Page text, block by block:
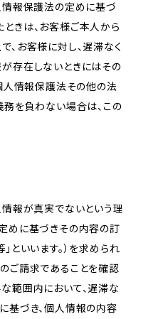
情報保護法の定めに基づ
きは、お客様ご本人から
、お客様に対し、遅滞なく
存在しないときにはその
人情報保護法その他の法
務を負わない場合は、この
情報が真実でないという理
めに基づきその内容の訂
といいます。）を求められ
ご請求であることを確認
範囲内において、遅滞な
基づき、個人情報の内容